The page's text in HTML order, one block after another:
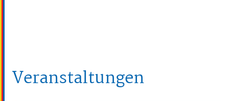
Veranstaltungen